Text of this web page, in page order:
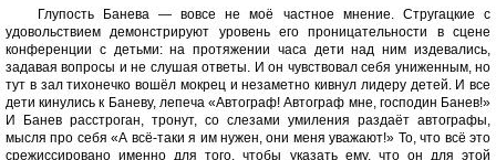
Глупость Банева — вовсе не моё частное мнение. Стругацкие с
удовольствием демонстрируют уровень его проницательности в сцене
конференции с детьми: на протяжении часа дети над ним издевались,
задавая вопросы и не слушая ответы. И он чувствовал себя униженным, но
тут в зал тихонечко вошёл мокрец и незаметно кивнул лидеру детей. И все
дети кинулись к Баневу, лепеча «Автограф! Автограф мне, господин Банев!»
И Банев расстроган, тронут, со слезами умиления раздаёт автографы,
мысля про себя «А всё-таки я им нужен, они меня уважают!» То, что всё это
срежиссировано именно для того, чтобы указать ему, что он для этой